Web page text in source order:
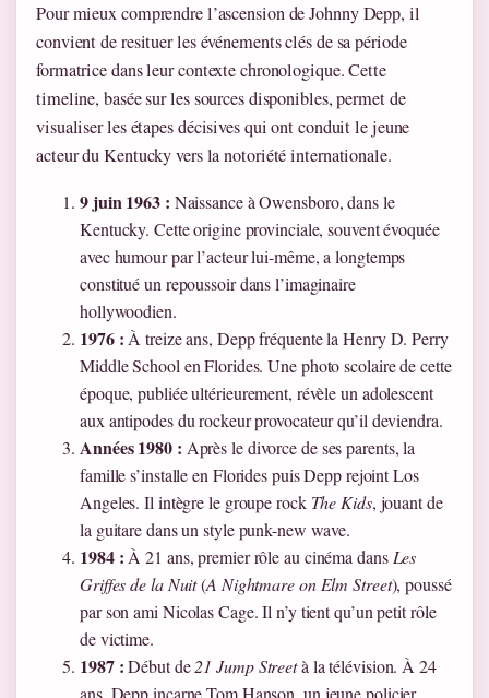
Pour mieux comprendre l’ascension de Johnny Depp, il
convient de resituer les événements clés de sa période
formatrice dans leur contexte chronologique. Cette
timeline, basée sur les sources disponibles, permet de
visualiser les étapes décisives qui ont conduit le jeune
acteur du Kentucky vers la notoriété internationale.
9 juin 1963 : Naissance à Owensboro, dans le
Kentucky. Cette origine provinciale, souvent évoquée
avec humour par l’acteur lui-même, a longtemps
constitué un repoussoir dans l’imaginaire
hollywoodien.
1976 :À treize ans, Depp fréquente la Henry D. Perry
Middle School en Florides. Une photo scolaire de cette
époque, publiée ultérieurement, révèle un adolescent
aux antipodes du rockeur provocateur qu’il deviendra.
Années 1980 : Après le divorce de ses parents, la
famille s’installe en Florides puis Depp rejoint Los
Angeles. Il intègre le groupe rock The Kids, jouant de
la guitare dans un style punk-new wave.
1984 :À 21 ans, premier rôle au cinéma dansLes
Griffes de la Nuit(A Nightmare on Elm Street), poussé
par son ami Nicolas Cage. Il n’y tient qu’un petit rôle
de victime.
1987 :Début de21 Jump Streetà la télévision. À 24
ans, Depp incarne Tom Hanson, un jeune policier